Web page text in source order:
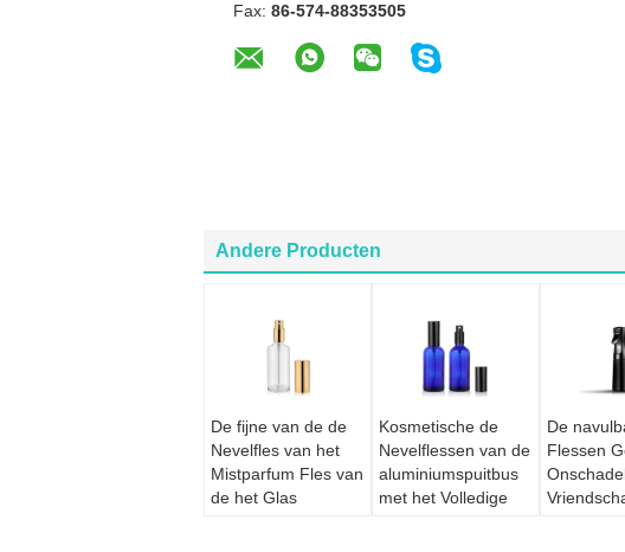
Fax: 86-574-88353505
Andere Producten
De fijne van de de
Nevelfles van het
Mistparfum Fles van
de het Glas
Kosmetische de
Nevelflessen van de
aluminiumspuitbus
met het Volledige
De
Flessen